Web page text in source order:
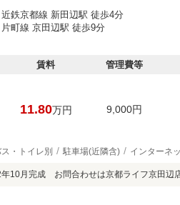
近鉄京都線 新田辺駅 徒歩4分
片町線 京田辺駅 徒歩9分
賃料 管理費等
11.80万円 9,000円
・トイレ別 駐車場(近隣含) インターネ
10月完成 お問合わせは京都ライフ京田辺